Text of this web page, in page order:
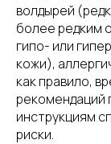
волдырей
более редким
гипо- или
кожи),
как правило,
рекомендаций
инструкциям
риски.